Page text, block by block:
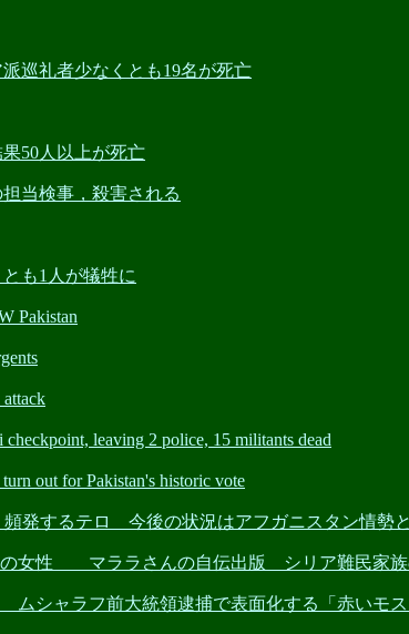
巡礼者少なくとも19名が死亡
50人以上が死亡
当検事，殺害される
も1人が犠牲に
Pakistan
leaving 2 police, 15 militants dead
out for Pakistan's historic vote
発するテロ 今後の状況はアフガニスタン情勢
の女性 マララさんの自伝出版 シリア難民家族
シャラフ前大統領逮捕で表面化する「赤いモ